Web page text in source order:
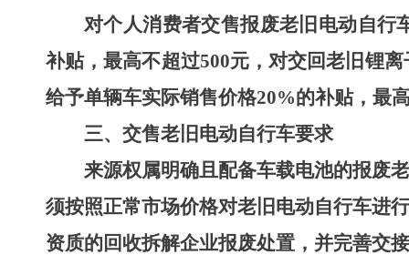
对个人消费者交售报废老旧电动自行
补贴，最高不超过500元，对交回老旧锂
给予单辆车实际销售价格20%的补贴，最
三、 交售老旧电动自行车要求
来源权属明确且配备车载电池的报废
须按照正常市场价格对老旧电动自行车进
资质的回收拆解企业报废处置，并完善交